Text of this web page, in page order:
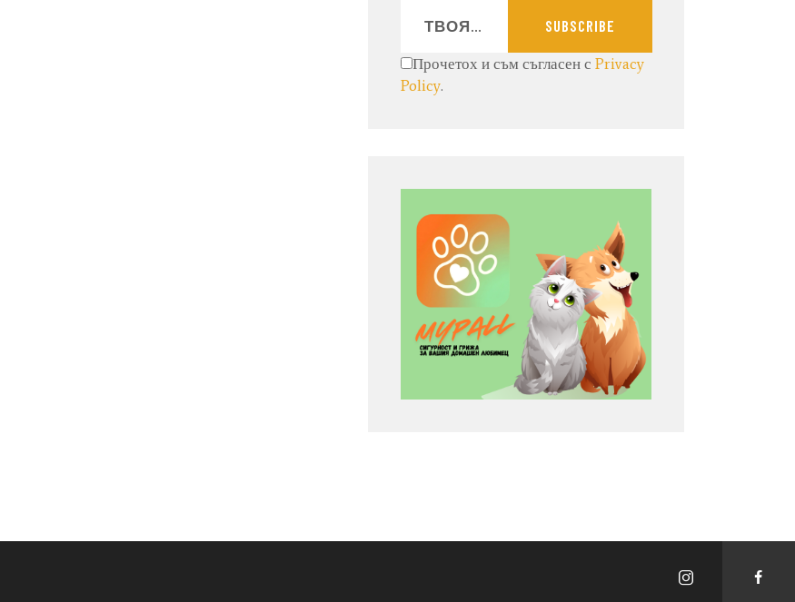
SUBSCRIBE
Прочетох и съм съгласен сPrivacy
Policy.